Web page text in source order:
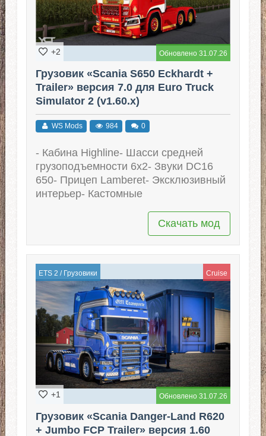
Обновлено 31.07.26
+2
Грузовик «Scania S650 Eckhardt +
Trailer» версия 7.0 для Euro Truck
Simulator 2 (v1.60.x)
WS Mods 984 0
- Кабина Highline- Шасси средней
грузоподъемности 6x2- Звуки DC16
650- Прицеп Lamberet- Эксклюзивный
интерьер- Кастомные
Скачать мод
ETS 2 / Грузовики Cruise
Обновлено 31.07.26
+1
Грузовик «Scania Danger-Land R620
+ Jumbo FCP Trailer» версия 1.60